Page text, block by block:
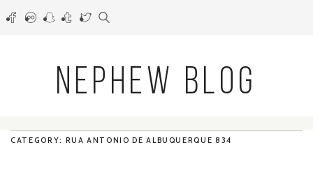
NEPHEW BLOG
CATEGORY: RUA ANTONIO DE ALBUQUERQUE 834